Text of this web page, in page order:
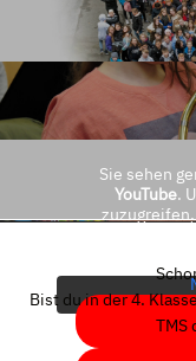
Sie sehen
YouTube.
Bist du in der 4.
TMS